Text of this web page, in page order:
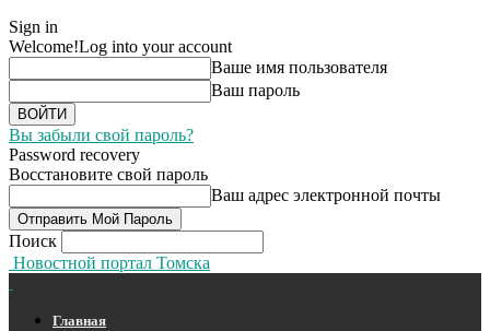
Sign in
Welcome!Log into your account
Ваше имя пользователя
Ваш пароль
Вы забыли свой пароль?
Password recovery
Восстановите свой пароль
Ваш адрес электронной почты
Поиск
Новостной портал Томска
Главная